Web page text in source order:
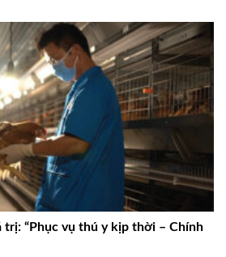
trị: “Phục vụ thú y kịp thời – Chính